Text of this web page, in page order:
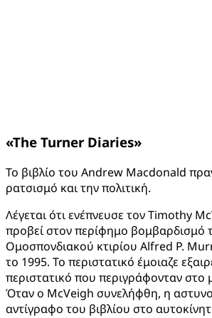
«The Turner Diaries»
Το βιβλίο του Andrew Macdonald
ρατσισμό και την πολιτική.
Λέγεται ότι ενέπνευσε τον Timothy
προβεί στον περίφημο βομβαρδισμό
Ομοσπονδιακού κτιρίου Alfred P.
το 1995. Το περιστατικό έμοιαζε
περιστατικό που περιγράφονταν στο
Όταν ο McVeigh συνελήφθη, η
αντίγραφο του βιβλίου στο